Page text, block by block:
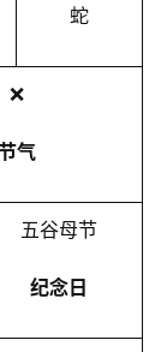
蛇
❌
气
五谷母节
纪念日